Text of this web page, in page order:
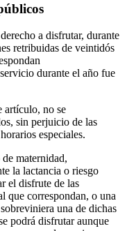
a disfrutar, durante
retribuidas de veintidós
durante el año fue
artículo, no se
sin perjuicio de las
especiales.
maternidad,
la lactancia o riesgo
el disfrute de las
que correspondan, o una
una de dichas
podrá disfrutar aunque